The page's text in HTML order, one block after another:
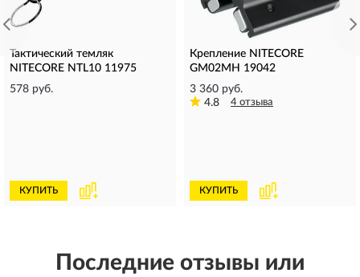
Тактический темляк
NITECORE NTL10 11975
578 руб.
КУПИТЬ
Крепление NITECORE
GM02МH 19042
3 360 руб.
4.8
4 отзыва
КУПИТЬ
Последние отзывы или